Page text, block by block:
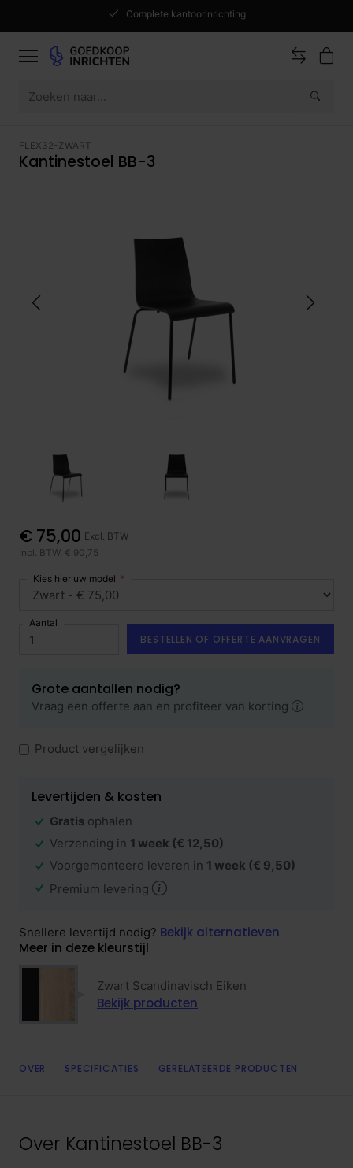
Complete kantoorinrichting
FLEX32-ZWART
Kantinestoel BB-3
€ 75,00 Excl. BTW
Incl. BTW: € 90,75
Kies hier uw model
Aantal
BESTELLEN OF OFFERTE AANVRAGEN
Grote aantallen nodig?
Vraag een offerte aan en profiteer van korting
Product vergelijken
Levertijden & kosten
Gratis ophalen
Verzending in 1 week (€ 12,50)
Voorgemonteerd leveren in 1 week (€ 9,50)
Premium levering
Snellere levertijd nodig? Bekijk alternatieven
Meer in deze kleurstijl
Zwart Scandinavisch Eiken
Bekijk producten
OVER SPECIFICATIES GERELATEERDE PRODUCTEN
Over Kantinestoel BB-3